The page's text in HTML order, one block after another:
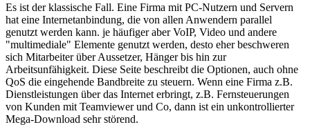
Es ist der klassische Fall. Eine Firma mit PC-Nutzern und Servern
hat eine Internetanbindung, die von allen Anwendern parallel
genutzt werden kann. je häufiger aber VoIP, Video und andere
"multimediale" Elemente genutzt werden, desto eher beschweren
sich Mitarbeiter über Aussetzer, Hänger bis hin zur
Arbeitsunfähigkeit. Diese Seite beschreibt die Optionen, auch ohne
QoS die eingehende Bandbreite zu steuern. Wenn eine Firma z.B.
Dienstleistungen über das Internet erbringt, z.B. Fernsteuerungen
von Kunden mit Teamviewer und Co, dann ist ein unkontrollierter
Mega-Download sehr störend.